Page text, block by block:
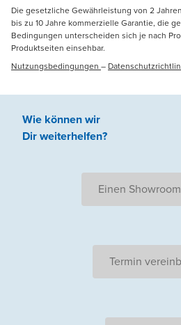
Die gesetzliche Gewährleistung von 2
bis zu 10 Jahre kommerzielle Garantie, die
Bedingungen unterscheiden sich je nach
Produktseiten einsehbar.
Nutzungsbedingungen –
Wie können wir
Dir weiterhelfen?
Einen
Termin